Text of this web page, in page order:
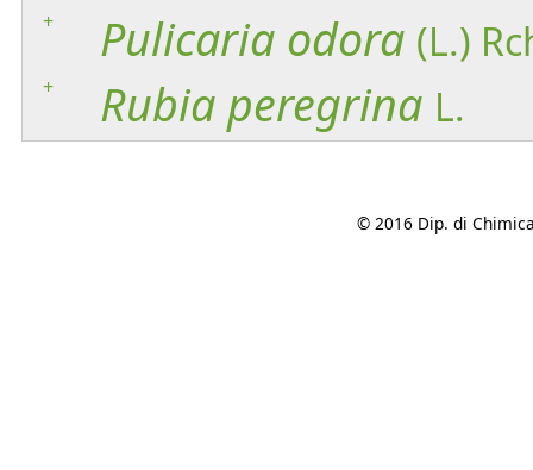
+ Pulicaria odora (L.)
+ Rubia peregrina L.
© 2016 Dip. di